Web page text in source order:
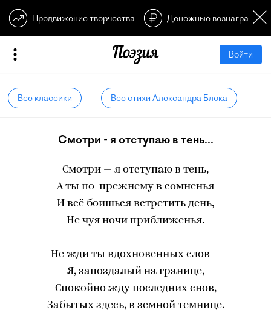
Продвижение творчества Денежные
Войти
Все классики Все стихи Александра Блока
Смотри - я отступаю в тень...
Смотри — я отступаю в тень,
А ты по-прежнему в сомненья
И всё боишься встретить день,
Не чуя ночи приближенья.
Не жди ты вдохновенных слов —
Я, запоздалый на границе,
Спокойно жду последних снов,
Забытых здесь, в земной темнице.